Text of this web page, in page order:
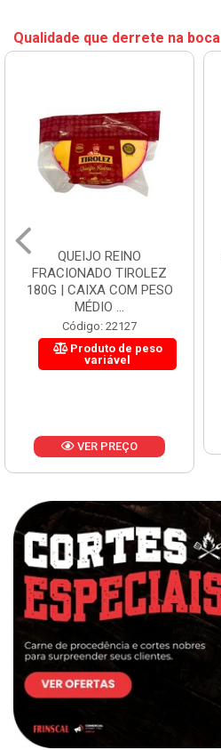
Qualidade que derrete na boca
QUEIJO REINO
FRACIONADO TIROLEZ
180G | CAIXA COM PESO
MÉDIO ...
Código: 22127
Produto de peso
variável
VER PREÇO